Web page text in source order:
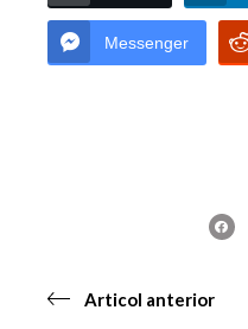
Messenger
Articol anterior